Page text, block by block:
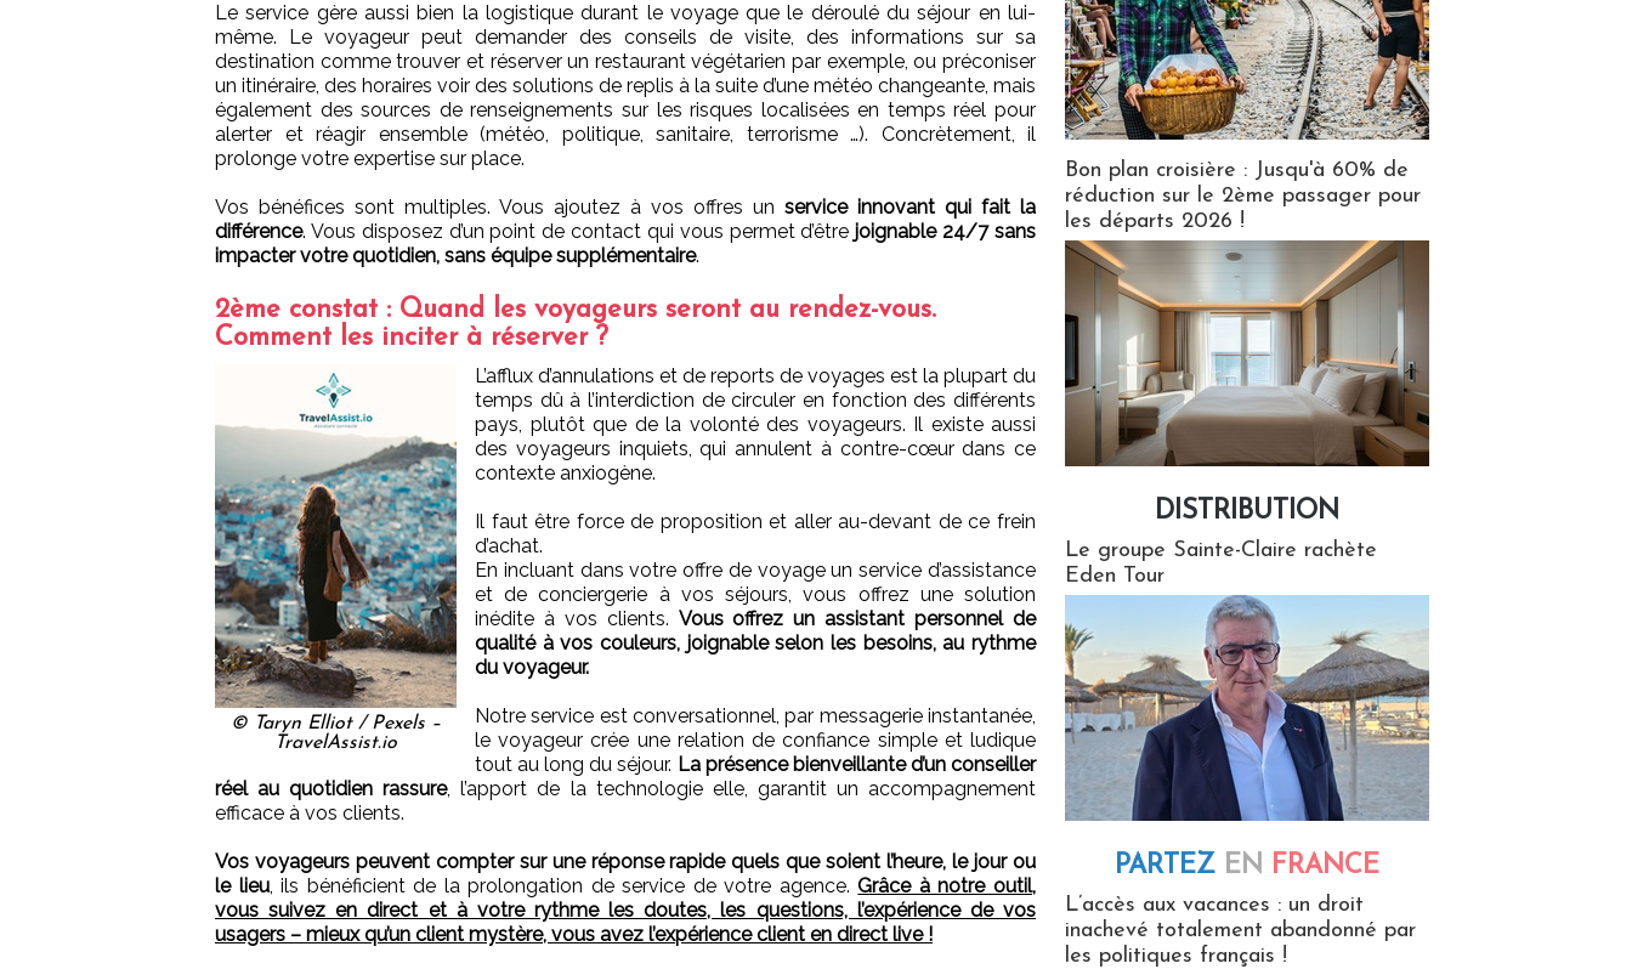
Le service gère aussi bien la logistique durant le voyage que le déroulé du séjour en lui-
même. Le voyageur peut demander des conseils de visite, des informations sur sa
destination comme trouver et réserver un restaurant végétarien par exemple, ou préconiser
un itinéraire, des horaires voir des solutions de replis à la suite d’une météo changeante, mais
également des sources de renseignements sur les risques localisées en temps réel pour
alerter et réagir ensemble (météo, politique, sanitaire, terrorisme …). Concrètement, il
prolonge votre expertise sur place.
Vos bénéfices sont multiples. Vous ajoutez à vos offres un service innovant qui fait la
différence. Vous disposez d’un point de contact qui vous permet d’être joignable 24/7 sans
impacter votre quotidien, sans équipe supplémentaire.
2ème constat : Quand les voyageurs seront au rendez-vous.
Comment les inciter à réserver ?
© Taryn Elliot / Pexels –
TravelAssist.io
L’afflux d’annulations et de reports de voyages est la plupart du
temps dû à l’interdiction de circuler en fonction des différents
pays, plutôt que de la volonté des voyageurs. Il existe aussi
des voyageurs inquiets, qui annulent à contre-cœur dans ce
contexte anxiogène.
Il faut être force de proposition et aller au-devant de ce frein
d’achat.
En incluant dans votre offre de voyage un service d’assistance
et de conciergerie à vos séjours, vous offrez une solution
inédite à vos clients. Vous offrez un assistant personnel de
qualité à vos couleurs, joignable selon les besoins, au rythme
du voyageur.
Notre service est conversationnel, par messagerie instantanée,
le voyageur crée une relation de confiance simple et ludique
tout au long du séjour. La présence bienveillante d’un conseiller
réel au quotidien rassure, l’apport de la technologie elle, garantit un accompagnement
efficace à vos clients.
Vos voyageurs peuvent compter sur une réponse rapide quels que soient l’heure, le jour ou
le lieu, ils bénéficient de la prolongation de service de votre agence.Grâce à notre outil,
vous suivez en direct et à votre rythme les doutes, les questions, l’expérience de vos
usagers – mieux qu’un client mystère, vous avez l’expérience client en direct live !
Bon plan croisière : Jusqu'à 60% de
réduction sur le 2ème passager pour
les départs 2026 !
DISTRIBUTION
Le groupe Sainte-Claire rachète
Eden Tour
PARTEZ EN FRANCE
L’accès aux vacances : un droit
inachevé totalement abandonné par
les politiques français !